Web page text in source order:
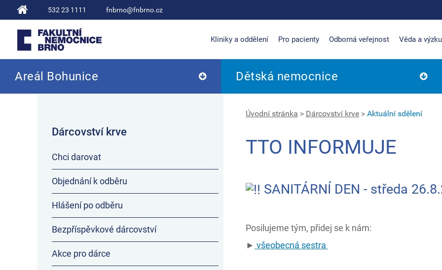
532 23 1111 fnbrno@fnbrno.cz
Fakultní nemocnice Brno
Kliniky a oddělení Pro pacienty Odborná veřejnost Věda a
Areál Bohunice Dětská nemocnice
Úvodní stránka > Dárcovství krve> Aktuální sdělení
TTO INFORMUJE
SANITÁRNÍ DEN - středa
Posilujeme tým, přidej se k nám:
► všeobecná sestra
Dárcovství krve
Chci darovat
Objednání k odběru
Hlášení po odběru
Bezpříspěvkové dárcovství
Akce pro dárce